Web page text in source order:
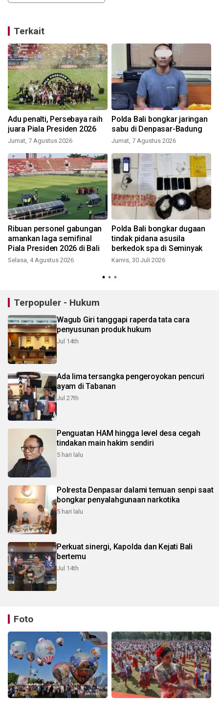
Terkait
Adu penalti, Persebaya raih
juara Piala Presiden 2026
Jumat, 7 Agustus 2026
Polda Bali bongkar jaringan
sabu di Denpasar-Badung
Jumat, 7 Agustus 2026
Ribuan personel gabungan
amankan laga semifinal
Piala Presiden 2026 di Bali
Selasa, 4 Agustus 2026
Polda Bali bongkar dugaan
tindak pidana asusila
berkedok spa di Seminyak
Kamis, 30 Juli 2026
Terpopuler - Hukum
Wagub Giri tanggapi raperda tata cara
penyusunan produk hukum
Jul 14th
Ada lima tersangka pengeroyokan pencuri
ayam di Tabanan
Jul 27th
Penguatan HAM hingga level desa cegah
tindakan main hakim sendiri
5 hari lalu
Polresta Denpasar dalami temuan senpi saat
bongkar penyalahgunaan narkotika
5 hari lalu
Perkuat sinergi, Kapolda dan Kejati Bali
bertemu
Jul 14th
Foto